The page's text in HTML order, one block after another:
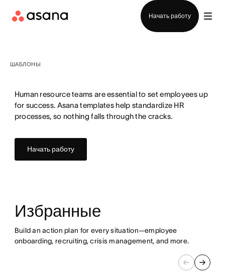
Начать работу
ШАБЛОНЫ
Human resource teams are essential to set employees up
for success. Asana templates help standardize HR
processes, so nothing falls through the cracks.
Начать работу
Избранные
Build an action plan for every situation—employee
onboarding, recruiting, crisis management, and more.